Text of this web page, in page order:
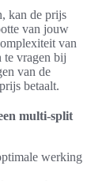
kan de prijs
van jouw
van
te vragen bij
van de
betaalt.
multi-split
werking